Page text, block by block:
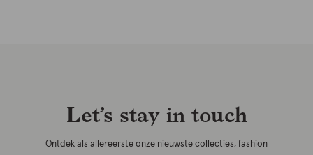
Let’s stay in touch
Ontdek als allereerste onze nieuwste collecties, fashion